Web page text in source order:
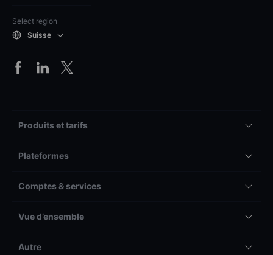
Select region
Suisse
Produits et tarifs
Plateformes
Comptes & services
Vue d’ensemble
Autre